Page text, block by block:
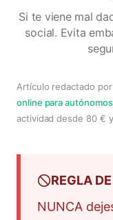
Si te viene mal
social. Evita
Artículo redactado
online para
actividad desde 80 €
REGLA
NUNCA